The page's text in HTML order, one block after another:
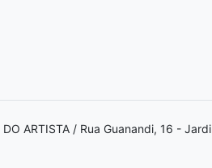
ARTISTA / Rua Guanandi, 16 -